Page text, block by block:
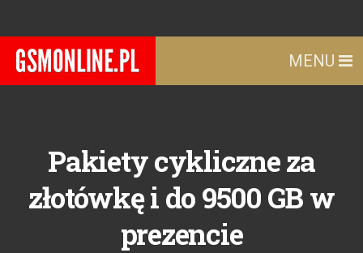
MENU
Pakiety cykliczne za
złotówkę i do 9500 GB w
prezencie